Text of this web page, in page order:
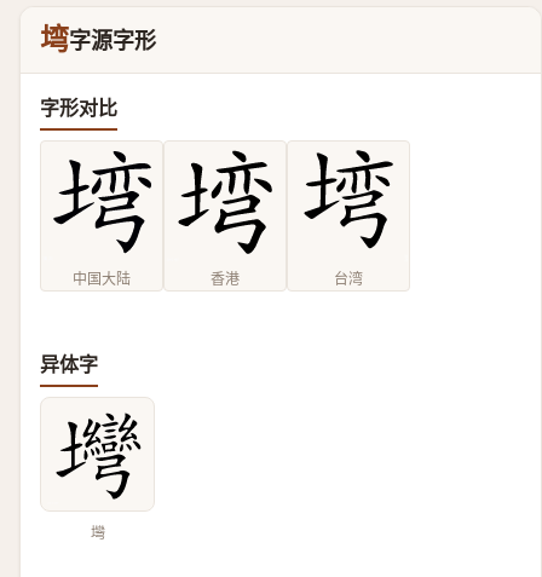
塆字源字形
字形对比
中国大陆 香港 台湾
异体字
壪